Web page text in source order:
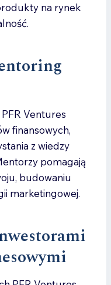
na rynek
Ventures
finansowych,
z wiedzy
pomagają
budowaniu
marketingowej.